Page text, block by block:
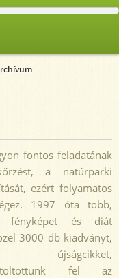
fontos feladatának
a natúrparki
ezért folyamatos
1997 óta több,
és diát
3000 db kiadványt,
újságcikket,
töltöttünk fel az